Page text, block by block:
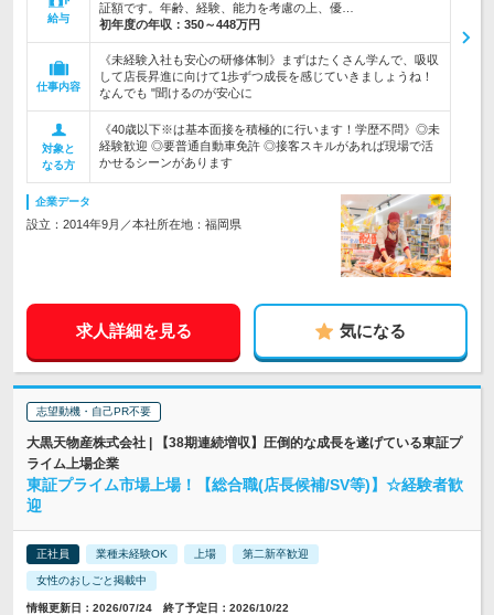
給与
証額です。年齢、経験、能力を考慮の上、優…
初年度の年収： 350～448万円
仕事内容
《未経験入社も安心の研修体制》まずはたくさん学んで、吸収
して店長昇進に向けて1歩ずつ成長を感じていきましょうね！
なんでも "聞けるのが安心に
対象と
なる方
《40歳以下※は基本面接を積極的に行います！学歴不問》◎未
経験歓迎 ◎要普通自動車免許 ◎接客スキルがあれば現場で活
かせるシーンがあります
企業データ
設立：2014年9月／本社所在地：福岡県
求人詳細を見る 気になる
志望動機・自己PR不要
大黒天物産株式会社 | 【38期連続増収】圧倒的な成長を遂げている東証プ
ライム上場企業
東証プライム市場上場！【総合職(店長候補/SV等)】☆経験者歓
迎
正社員 業種未経験OK 上場 第二新卒歓迎
女性のおしごと掲載中
情報更新日：2026/07/24 終了予定日：2026/10/22